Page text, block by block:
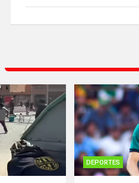
de
entradas
DEPORTES